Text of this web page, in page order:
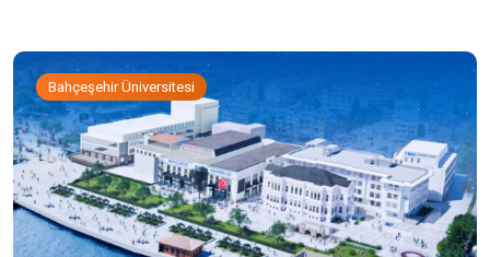
Bahçeşehir Üniversitesi